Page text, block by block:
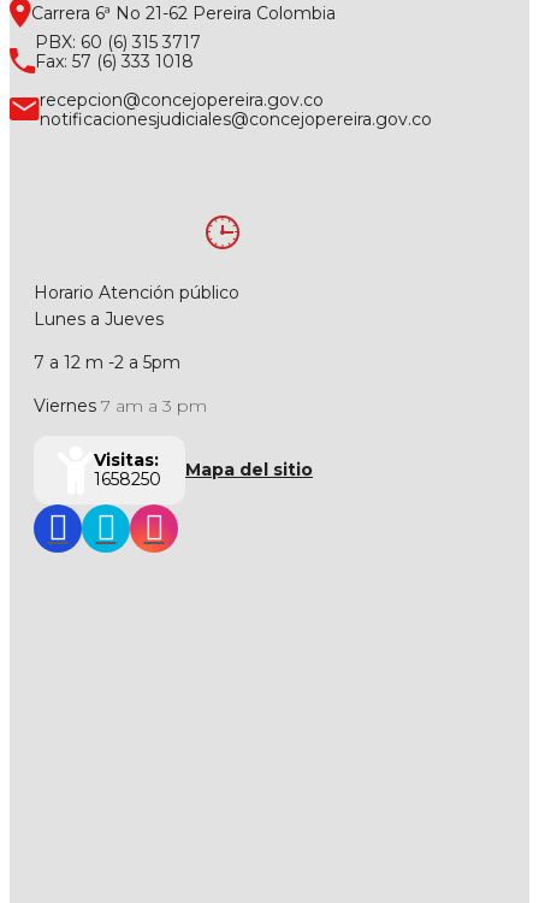
Carrera 6ª No 21-62 Pereira Colombia
PBX: 60 (6) 315 3717
Fax: 57 (6) 333 1018
recepcion@concejopereira.gov.co
notificacionesjudiciales@concejopereira.gov.co
Horario Atención público
Lunes a Jueves
7 a 12 m -2 a 5pm
Viernes 7 am a 3 pm
Visitas:
1658250
Mapa del sitio